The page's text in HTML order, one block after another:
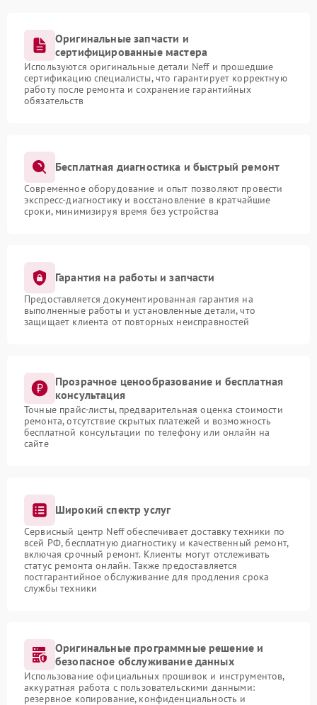
Оригинальные запчасти и
сертифицированные мастера
Используются оригинальные детали Neff и прошедшие
сертификацию специалисты, что гарантирует корректную
работу после ремонта и сохранение гарантийных
обязательств
Бесплатная диагностика и быстрый ремонт
Современное оборудование и опыт позволяют провести
экспресс-диагностику и восстановление в кратчайшие
сроки, минимизируя время без устройства
Гарантия на работы и запчасти
Предоставляется документированная гарантия на
выполненные работы и установленные детали, что
защищает клиента от повторных неисправностей
Прозрачное ценообразование и бесплатная
консультация
Точные прайс-листы, предварительная оценка стоимости
ремонта, отсутствие скрытых платежей и возможность
бесплатной консультации по телефону или онлайн на
сайте
Широкий спектр услуг
Сервисный центр Neff обеспечивает доставку техники по
всей РФ, бесплатную диагностику и качественный ремонт,
включая срочный ремонт. Клиенты могут отслеживать
статус ремонта онлайн. Также предоставляется
постгарантийное обслуживание для продления срока
службы техники
Оригинальные программные решение и
безопасное обслуживание данных
Использование официальных прошивок и инструментов,
аккуратная работа с пользовательскими данными:
резервное копирование, конфиденциальность и